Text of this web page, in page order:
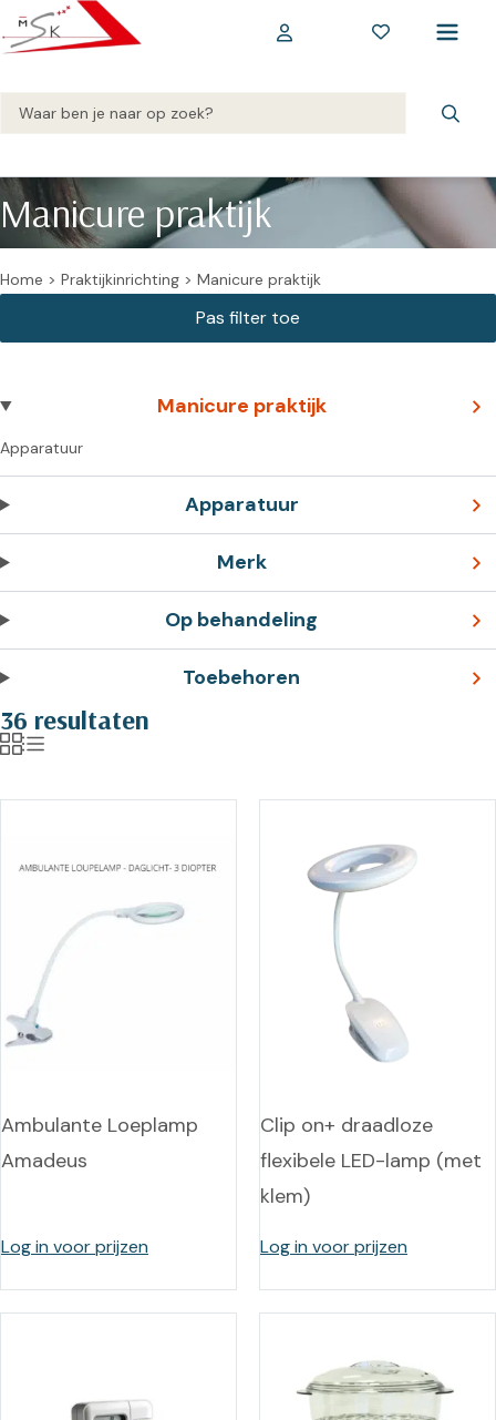
Manicure praktijk
Home > Praktijkinrichting > Manicure praktijk
Manicure praktijk
Apparatuur
Apparatuur
Merk
Op behandeling
Toebehoren
36 resultaten
Ambulante Loeplamp
Amadeus
Log in voor prijzen
Clip on+ draadloze
flexibele LED-lamp (met
klem)
Log in voor prijzen